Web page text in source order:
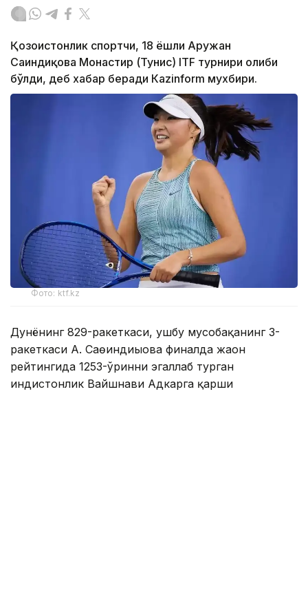
Қозоғистонлик спортчи, 18 ёшли Аружан
Сағиндиқова Монастир (Тунис) ITF турнири ғолиби
бўлди, деб хабар беради Каzinform мухбири.
Фото: ktf.kz
Дунёнинг 829-ракеткаси, ушбу мусобақанинг 3-
ракеткаси А. Саөиндиыова финалда жаҳон
рейтингида 1253-ўринни эгаллаб турган
ҳиндистонлик Вайшнави Адкарга қарши